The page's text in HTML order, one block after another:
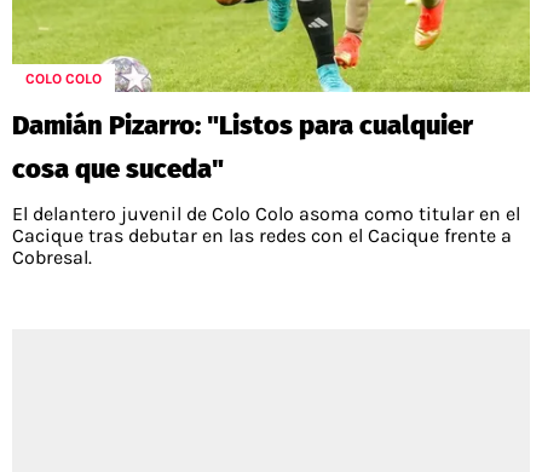
COLO COLO
Damián Pizarro: "Listos para cualquier
cosa que suceda"
El delantero juvenil de Colo Colo asoma como titular en el
Cacique tras debutar en las redes con el Cacique frente a
Cobresal.